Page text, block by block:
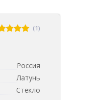
(1)
Россия
Латунь
Стекло